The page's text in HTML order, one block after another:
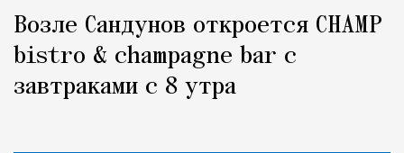
Возле Сандунов откроется CHAMP
bistro & champagne bar с
завтраками с 8 утра